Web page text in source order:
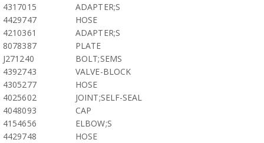
4317015
ADAPTER;S
4429747
HOSE
4210361
ADAPTER;S
8078387
PLATE
J271240
BOLT;SEMS
4392743
VALVE-BLOCK
4305277
HOSE
4025602
JOINT;SELF-SEAL
4048093
CAP
4154656
ELBOW;S
4429748
HOSE